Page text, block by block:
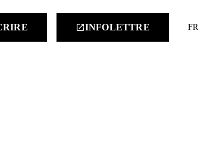
launchINFOLETTRE FR